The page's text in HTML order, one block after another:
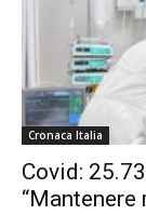
Cronaca Italia
Covid:
“Mantenere